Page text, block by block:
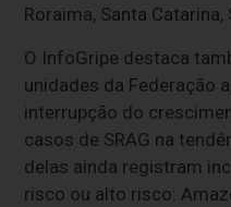
Roraima, Santa Catarina,
O InfoGripe destaca
unidades da Federação
interrupção do
casos de SRAG na
delas ainda registram
risco ou alto risco: